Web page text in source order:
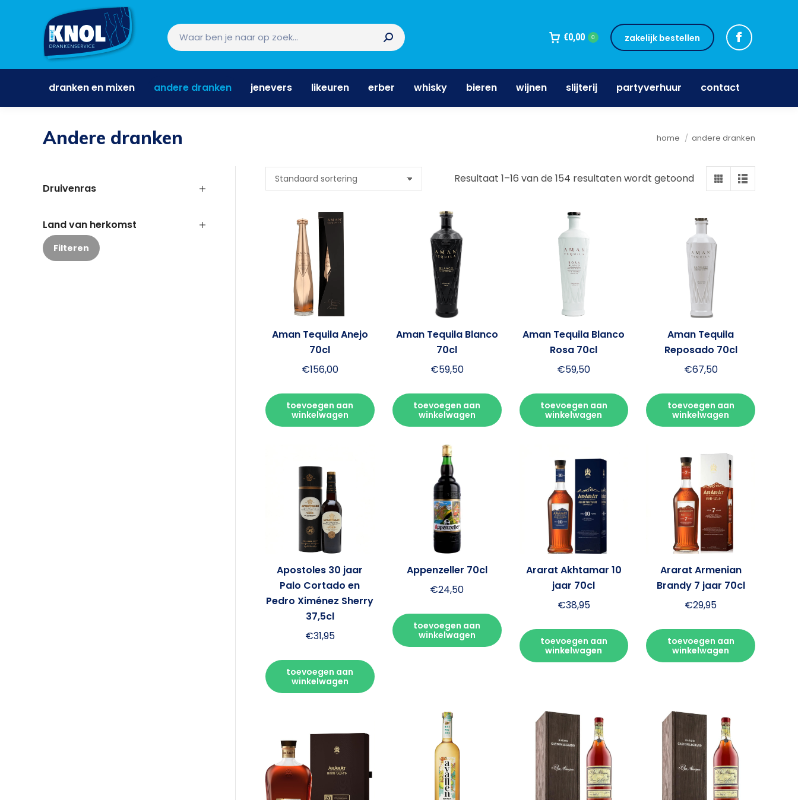
€0,00 0 zakelijk bestellen
dranken en mixen andere dranken jenevers likeuren erber whisky bieren wijnen slijterij partyverhuur contact
Andere dranken Je bent hier:
home andere dranken
Resultaat 1–16 van de 154 resultaten wordt getoond
Aman Tequila Anejo
70cl
€156,00
toevoegen aan
winkelwagen
Aman Tequila Blanco
70cl
€59,50
toevoegen aan
winkelwagen
Aman Tequila Blanco
Rosa 70cl
€59,50
toevoegen aan
winkelwagen
Aman Tequila
Reposado 70cl
€67,50
toevoegen aan
winkelwagen
Apostoles 30 jaar
Palo Cortado en
Pedro Ximénez Sherry
37,5cl
€31,95
toevoegen aan
winkelwagen
Appenzeller 70cl
€24,50
toevoegen aan
winkelwagen
Ararat Akhtamar 10
jaar 70cl
€38,95
toevoegen aan
winkelwagen
Ararat Armenian
Brandy 7 jaar 70cl
€29,95
toevoegen aan
winkelwagen
Druivenras
Land van herkomst
Filteren
dranken en mixen